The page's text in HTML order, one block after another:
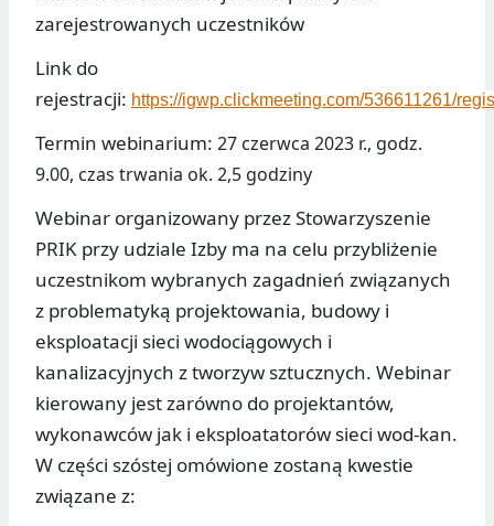
zarejestrowanych uczestników
Link do
rejestracji: https://igwp.clickmeeting.com/536611261/
Termin webinarium: 27 czerwca 2023 r., godz.
9.00, czas trwania ok. 2,5 godziny
Webinar organizowany przez Stowarzyszenie
PRIK przy udziale Izby ma na celu przybliżenie
uczestnikom wybranych zagadnień związanych
z problematyką projektowania, budowy i
eksploatacji sieci wodociągowych i
kanalizacyjnych z tworzyw sztucznych. Webinar
kierowany jest zarówno do projektantów,
wykonawców jak i eksploatatorów sieci wod-kan.
W części szóstej omówione zostaną kwestie
związane z: